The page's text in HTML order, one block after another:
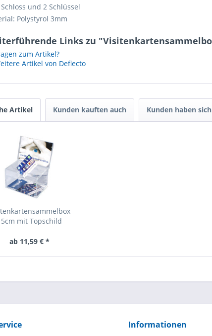
und 2 Schlüssel
Polystyrol 3mm
Links zu
zum Artikel?
Artikel von Deflecto
Artikel Kunden kauften auch Kunden haben
mit Topschild
ab 11,59 € *
Informationen